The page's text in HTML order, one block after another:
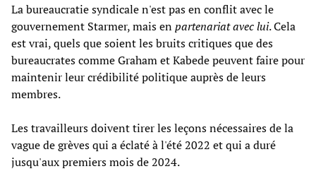
La bureaucratie syndicale n'est pas en conflit avec le
gouvernement Starmer, mais enpartenariat avec lui. Cela
est vrai, quels que soient les bruits critiques que des
bureaucrates comme Graham et Kabede peuvent faire pour
maintenir leur crédibilité politique auprès de leurs
membres.
Les travailleurs doivent tirer les leçons nécessaires de la
vague de grèves qui a éclaté à l'été 2022 et qui a duré
jusqu'aux premiers mois de 2024.